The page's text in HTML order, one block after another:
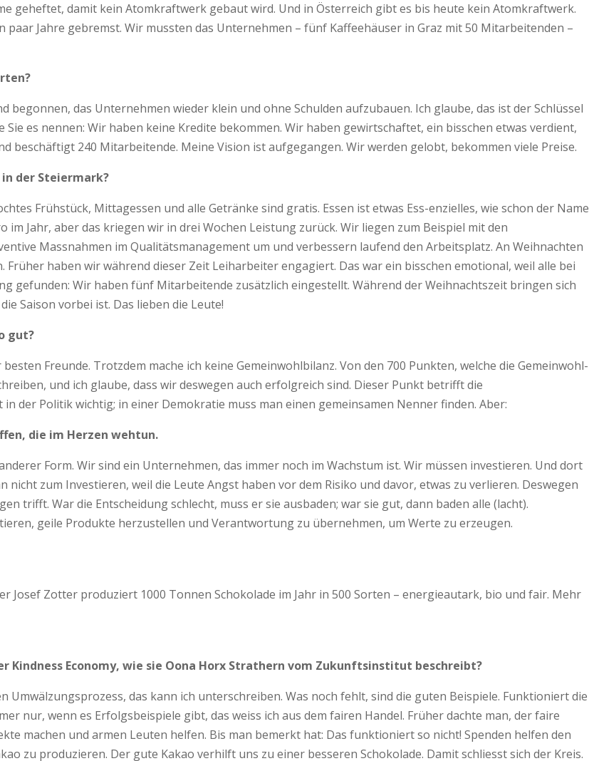
geheftet, damit kein Atomkraftwerk gebaut wird. Und in Österreich gibt es bis heute kein Atomkraftwerk.
Jahre gebremst. Wir mussten das Unternehmen – fünf Kaffeehäuser in Graz mit 50 Mitarbeitenden –
begonnen, das Unternehmen wieder klein und ohne Schulden aufzubauen. Ich glaube, das ist der Schlüssel
es nennen: Wir haben keine Kredite bekommen. Wir haben gewirtschaftet, ein bisschen etwas verdient,
beschäftigt 240 Mitarbeitende. Meine Vision ist aufgegangen. Wir werden gelobt, bekommen viele Preise.
der Steiermark?
Frühstück, Mittagessen und alle Getränke sind gratis. Essen ist etwas Ess-enzielles, wie schon der Name
im Jahr, aber das kriegen wir in drei Wochen Leistung zurück. Wir liegen zum Beispiel mit den
Massnahmen im Qualitäts­management um und verbessern laufend den Arbeitsplatz. An Weihnachten
haben wir während dieser Zeit Leih­arbeiter engagiert. Das war ein bisschen emotional, weil alle bei
gefunden: Wir haben fünf Mitarbeitende zusätzlich eingestellt. Während der Weihnachtszeit bringen sich
Saison vorbei ist. Das lieben die Leute!
gut?
Freunde. Trotzdem mache ich keine Gemeinwohlbilanz. Von den 700 Punkten, welche die Gemeinwohl-
und ich glaube, dass wir deswegen auch erfolgreich sind. Dieser Punkt betrifft die
der Politik wichtig; in einer Demokratie muss man einen gemeinsamen Nenner finden. Aber:
die im Herzen wehtun.
Form. Wir sind ein Unternehmen, das immer noch im Wachstum ist. Wir müssen investieren. Und dort
zum Investieren, weil die Leute Angst haben vor dem Risiko und davor, etwas zu verlieren. Deswegen
trifft. War die Entscheidung schlecht, muss er sie ausbaden; war sie gut, dann baden alle (lacht).
geile Produkte herzustellen und Verantwortung zu übernehmen, um Werte zu erzeugen.
Josef Zotter produziert 1000 Tonnen Schokolade im Jahr in 500 Sorten – energieautark, bio und fair. Mehr
Kindness Economy, wie sie Oona Horx Strathern vom Zukunfts­institut beschreibt?
Umwälzungsprozess, das kann ich unterschreiben. Was noch fehlt, sind die guten Beispiele. Funktioniert die
nur, wenn es Erfolgsbeispiele gibt, das weiss ich aus dem fairen Handel. Früher dachte man, der faire
machen und armen Leuten helfen. Bis man bemerkt hat: Das funktioniert so nicht! Spenden helfen den
zu produzieren. Der gute Kakao verhilft uns zu einer besseren Schokolade. Damit schliesst sich der Kreis.